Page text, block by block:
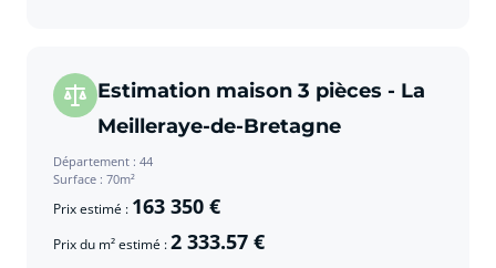
Estimation maison 3 pièces - La
Meilleraye-de-Bretagne
Département : 44
Surface : 70m²
Prix estimé : 163 350 €
Prix du m² estimé :2 333.57 €